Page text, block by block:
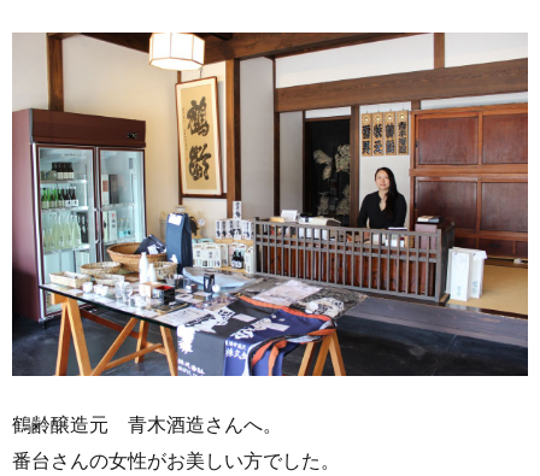
鶴齢醸造元 青木酒造さんへ。
番台さんの女性がお美しい方でした。